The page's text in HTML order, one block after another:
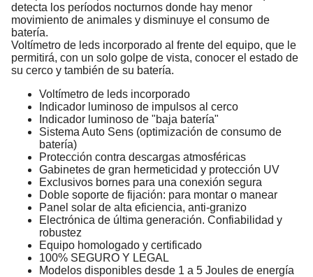
detecta los períodos nocturnos donde hay menor
movimiento de animales y disminuye el consumo de
batería.
Voltímetro de leds incorporado al frente del equipo, que le
permitirá, con un solo golpe de vista, conocer el estado de
su cerco y también de su batería.
Voltímetro de leds incorporado
Indicador luminoso de impulsos al cerco
Indicador luminoso de "baja batería"
Sistema Auto Sens (optimización de consumo de
batería)
Protección contra descargas atmosféricas
Gabinetes de gran hermeticidad y protección UV
Exclusivos bornes para una conexión segura
Doble soporte de fijación: para montar o manear
Panel solar de alta eficiencia, anti-granizo
Electrónica de última generación. Confiabilidad y
robustez
Equipo homologado y certificado
100% SEGURO Y LEGAL
Modelos disponibles desde 1 a 5 Joules de energía